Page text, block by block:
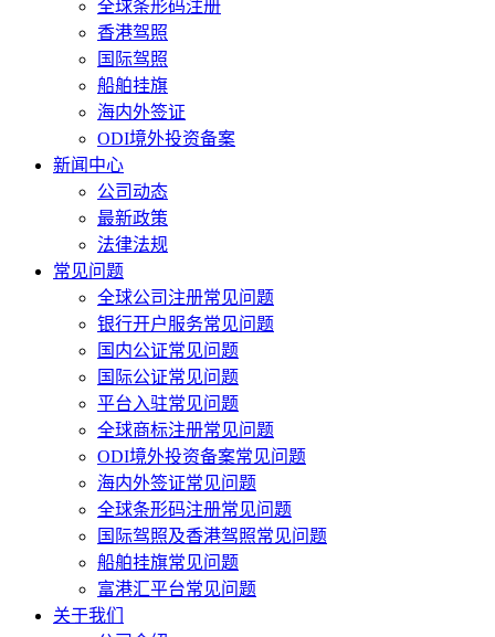
全球条形码注册
香港驾照
国际驾照
船舶挂旗
海内外签证
ODI境外投资备案
新闻中心
公司动态
最新政策
法律法规
常见问题
全球公司注册常见问题
银行开户服务常见问题
国内公证常见问题
国际公证常见问题
平台入驻常见问题
全球商标注册常见问题
ODI境外投资备案常见问题
海内外签证常见问题
全球条形码注册常见问题
国际驾照及香港驾照常见问题
船舶挂旗常见问题
富港汇平台常见问题
关于我们